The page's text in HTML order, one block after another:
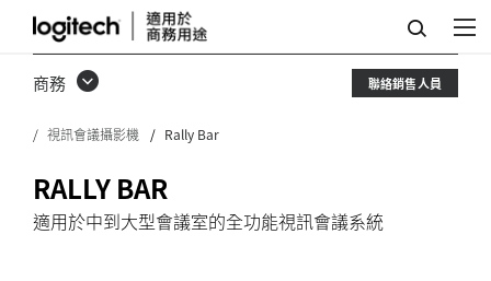
RALLY
BAR
商務 聯絡銷售人員
視訊會議攝影機 Rally Bar
RALLY BAR
適用於中到大型會議室的全功能視訊會議系統